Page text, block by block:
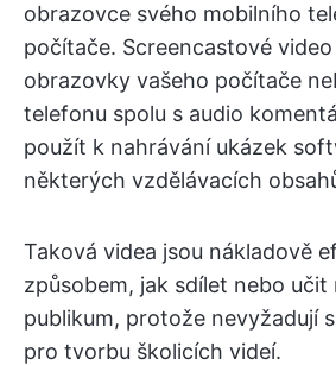
obrazovce svého mobilního
počítače. Screencastové
obrazovky vašeho počítače
telefonu spolu s audio
použít k nahrávání ukázek
některých vzdělávacích
Taková videa jsou nákladově
způsobem, jak sdílet nebo učit
publikum, protože nevyžadují
pro tvorbu školicích videí.